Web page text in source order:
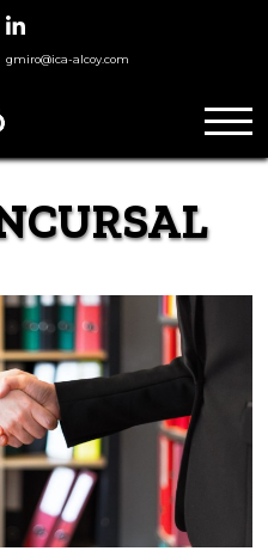
gmiro@ica-alcoy.com